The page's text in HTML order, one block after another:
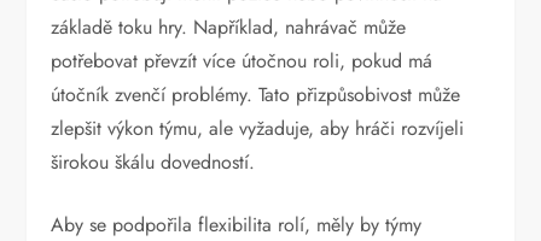
základě toku hry. Například, nahrávač může
potřebovat převzít více útočnou roli, pokud má
útočník zvenčí problémy. Tato přizpůsobivost může
zlepšit výkon týmu, ale vyžaduje, aby hráči rozvíjeli
širokou škálu dovedností.
Aby se podpořila flexibilita rolí, měly by týmy